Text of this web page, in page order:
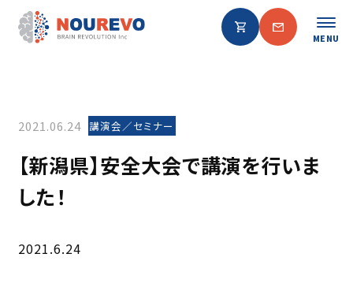
MENU
2021.06.24 講演会／セミナー
【新潟県】安全大会で講演を行いま
した！
2021.6.24